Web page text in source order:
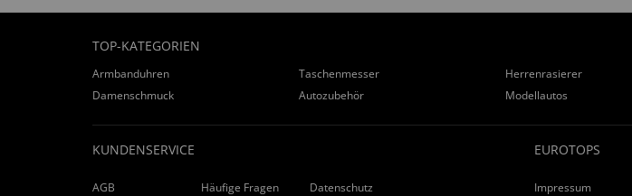
TOP-KATEGORIEN
Armbanduhren Taschenmesser Herrenrasierer
Damenschmuck
Autozubehör Modellautos
KUNDENSERVICE
AGB Häufige Fragen
Datenschutz
EUROTOPS
Impressum